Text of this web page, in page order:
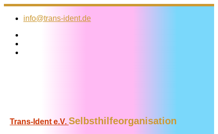
Zum
Inhalt
info@trans-ident.de
Trans-Ident e.V. Selbsthilfeorganisation